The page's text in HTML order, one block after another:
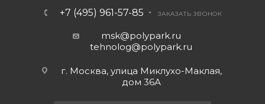
+7 (495) 961-57-85 ЗАКАЗАТЬ ЗВОНОК
msk@polypark.ru
tehnolog@polypark.ru
г. Москва, улица Миклухо-Маклая,
дом 36А